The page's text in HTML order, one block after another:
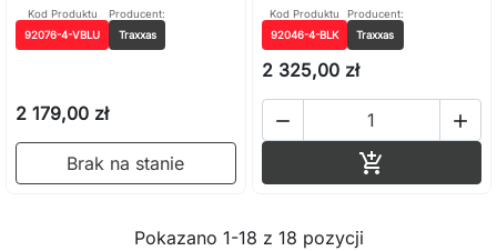
Kod Produktu
92076-4-VBLU
Producent:
Traxxas
2 179,00 zł
Brak na stanie
Kod Produktu
92046-4-BLK
Producent:
Traxxas
2 325,00 zł
 

Pokazano 1-18 z 18 pozycji